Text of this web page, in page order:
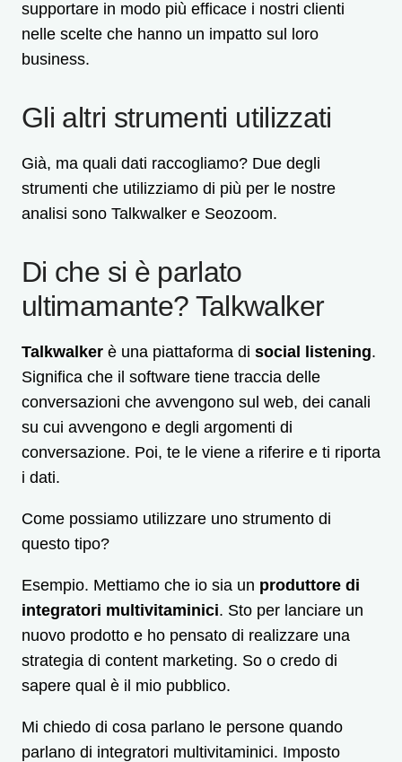
supportare in modo più efficace i nostri clienti
nelle scelte che hanno un impatto sul loro
business.
Gli altri strumenti utilizzati
Già, ma quali dati raccogliamo? Due degli
strumenti che utilizziamo di più per le nostre
analisi sono Talkwalker e Seozoom.
Di che si è parlato
ultimamante? Talkwalker
Talkwalker è una piattaforma di social listening.
Significa che il software tiene traccia delle
conversazioni che avvengono sul web, dei canali
su cui avvengono e degli argomenti di
conversazione. Poi, te le viene a riferire e ti riporta
i dati.
Come possiamo utilizzare uno strumento di
questo tipo?
Esempio. Mettiamo che io sia un produttore di
integratori multivitaminici. Sto per lanciare un
nuovo prodotto e ho pensato di realizzare una
strategia di content marketing. So o credo di
sapere qual è il mio pubblico.
Mi chiedo di cosa parlano le persone quando
parlano di integratori multivitaminici. Imposto